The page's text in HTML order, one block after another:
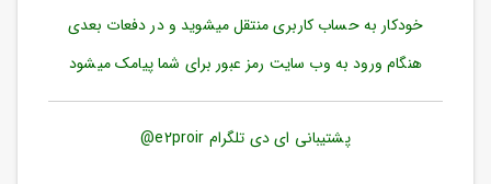
مندی
ها
خودکار به حساب کاربری منتقل میشوید و در دفعات بعدی
هنگام ورود به وب سایت رمز عبور برای شما پیامک میشود
پشتیبانی ای دی تلگرام e2proir@